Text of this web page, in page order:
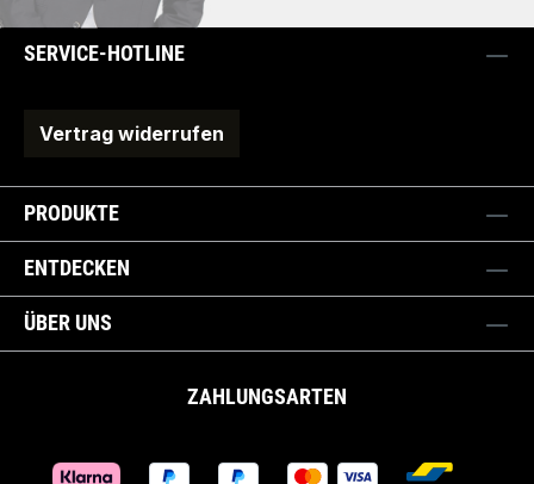
SERVICE-HOTLINE
Vertrag widerrufen
PRODUKTE
ENTDECKEN
ÜBER UNS
ZAHLUNGSARTEN